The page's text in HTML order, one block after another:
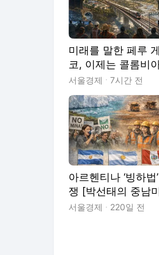
미래를 말한 페루
코, 이제는 콜롬비
차례 [박선태의 중남
이슈와 문화]
서울경제 7시간 전
아르헨티나 ‘빙하법
쟁 [박선태의 중남미
이슈와 문화]
서울경제 220일 전